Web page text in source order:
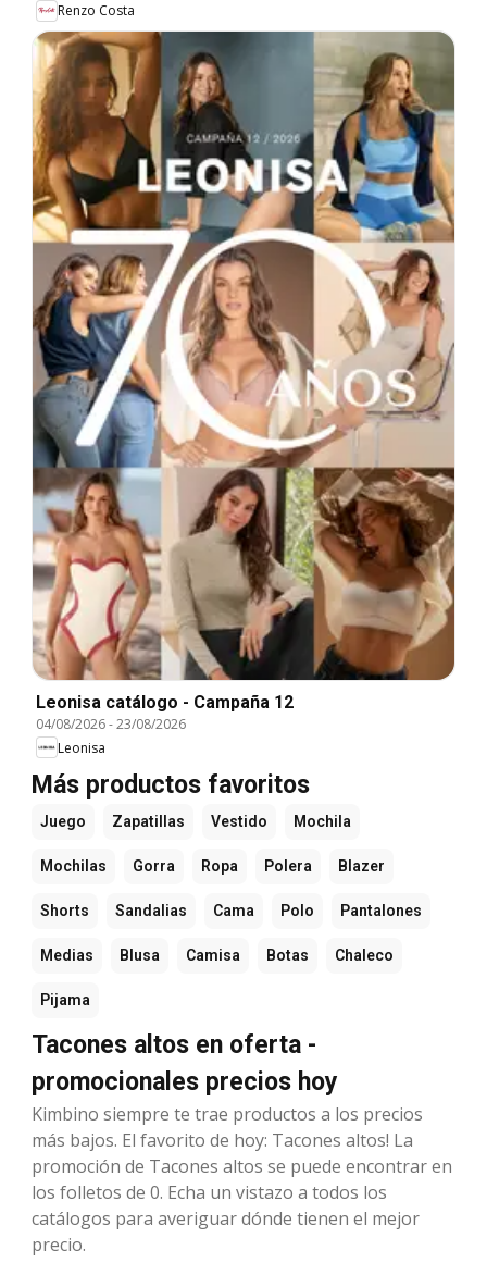
Renzo Costa
Leonisa catálogo - Campaña 12
04/08/2026-23/08/2026
Leonisa
Más productos favoritos
Juego Zapatillas Vestido Mochila
Mochilas Gorra Ropa Polera Blazer
Shorts Sandalias Cama Polo Pantalones
Medias Blusa Camisa Botas Chaleco
Pijama
Tacones altos en oferta -
promocionales precios hoy
Kimbino siempre te trae productos a los precios
más bajos. El favorito de hoy: Tacones altos! La
promoción de Tacones altos se puede encontrar en
los folletos de 0. Echa un vistazo a todos los
catálogos para averiguar dónde tienen el mejor
precio.